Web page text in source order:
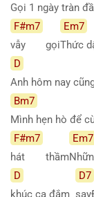
Gọi 1 ngày tràn
F#m7
vẫy
gọi
Em7
Thức
D
Anh hôm nay
Bm7
Mình hẹn hò để
F#m7
hát
thầm
Em7
D
khúc ca đắm
D7